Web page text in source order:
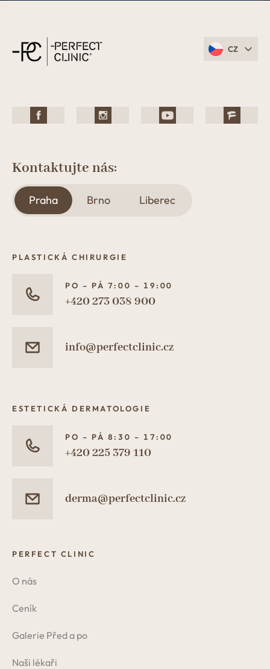
CZ
Kontaktujte nás:
Praha Brno Liberec
PLASTICKÁ CHIRURGIE
PO – PÁ 7:00 – 19:00
+420 273 038 900
info@perfectclinic.cz
ESTETICKÁ DERMATOLOGIE
PO – PÁ 8:30 – 17:00
+420 225 379 110
derma@perfectclinic.cz
PERFECT CLINIC
O nás
Ceník
Galerie Před a po
Naši lékaři